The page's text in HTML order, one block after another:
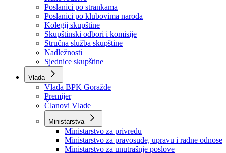
Skupština
Skupština BPK Goražde
Rukovodstvo
Poslanici po strankama
Poslanici po klubovima naroda
Kolegij skupštine
Skupštinski odbori i komisije
Stručna služba skupštine
Nadležnosti
Sjednice skupštine
Vlada
Vlada BPK Goražde
Premijer
Članovi Vlade
Ministarstva